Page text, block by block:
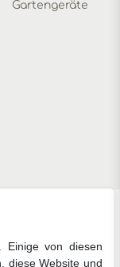
Gartengeräte
Einige von diesen
diese Website und